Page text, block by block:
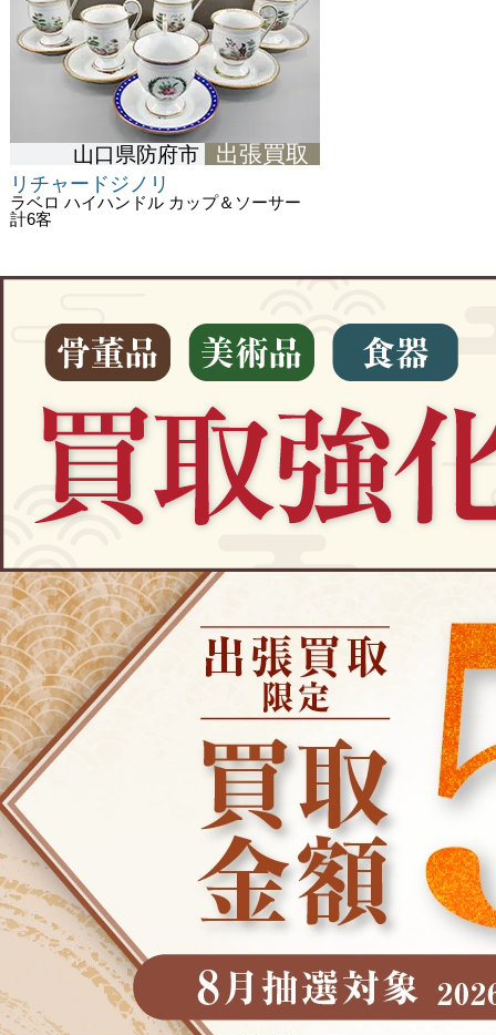
山口県防府市 出張買取
リチャードジノリ
ラベロ ハイハンドル カップ＆ソーサー
計6客